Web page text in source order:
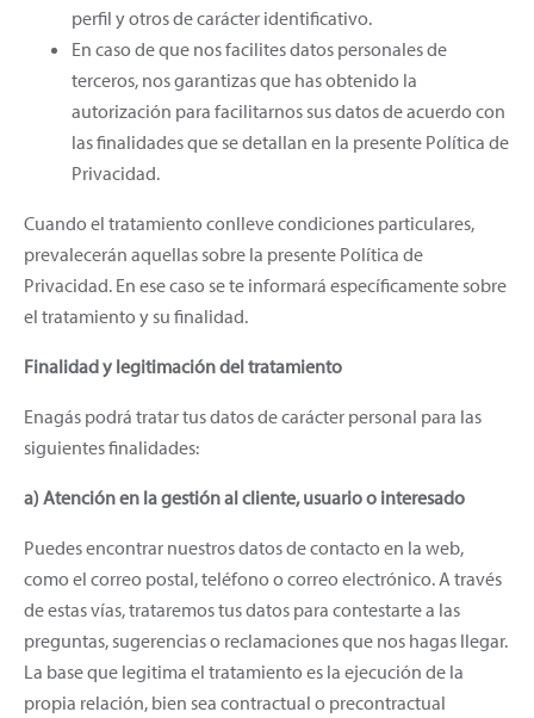
perfil y otros de carácter identificativo.
En caso de que nos facilites datos personales de
terceros, nos garantizas que has obtenido la
autorización para facilitarnos sus datos de acuerdo con
las finalidades que se detallan en la presente Política de
Privacidad.
Cuando el tratamiento conlleve condiciones particulares,
prevalecerán aquellas sobre la presente Política de
Privacidad. En ese caso se te informará específicamente sobre
el tratamiento y su finalidad.
Finalidad y legitimación del tratamiento
Enagás podrá tratar tus datos de carácter personal para las
siguientes finalidades:
a) Atención en la gestión al cliente, usuario o interesado
Puedes encontrar nuestros datos de contacto en la web,
como el correo postal, teléfono o correo electrónico. A través
de estas vías, trataremos tus datos para contestarte a las
preguntas, sugerencias o reclamaciones que nos hagas llegar.
La base que legitima el tratamiento es la ejecución de la
propia relación, bien sea contractual o precontractual